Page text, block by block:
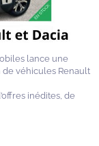
lance une
véhicules Renault
inédites, de